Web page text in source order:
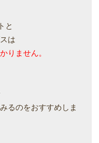
と
は
りません。
るのをおすすめしま